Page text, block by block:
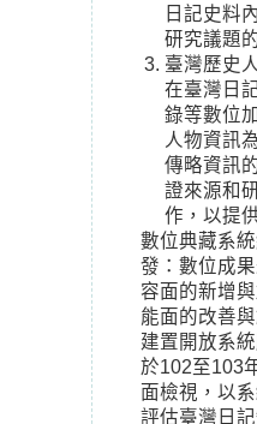
日記史料
研究議題
臺灣歷史
在臺灣日
錄等數位
人物資訊
傳略資訊
證來源和
作，以提
數位典藏系
發：數位成
容面的新增
能面的改善
建置開放系
於102至103
面檢視，以
評估臺灣日